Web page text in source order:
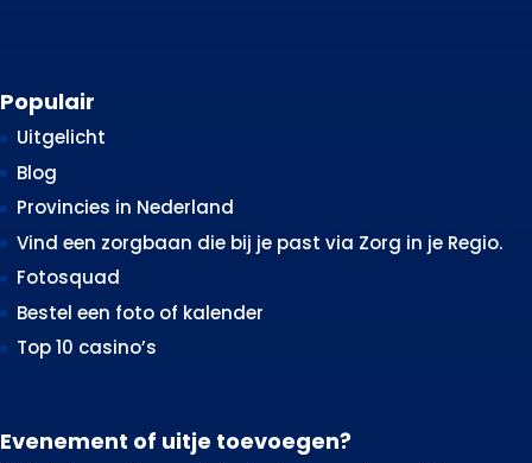
Populair
Uitgelicht
Blog
Provincies in Nederland
Vind een zorgbaan die bij je past via Zorg in je Regio.
Fotosquad
Bestel een foto of kalender
Top 10 casino’s
Evenement of uitje toevoegen?